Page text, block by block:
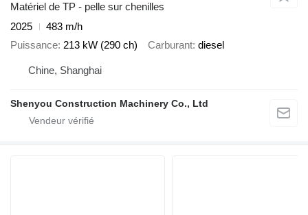
Matériel de TP - pelle sur chenilles
2025
483 m/h
Puissance 213 kW (290 ch) Carburant diesel
Chine, Shanghai
Shenyou Construction Machinery Co., Ltd